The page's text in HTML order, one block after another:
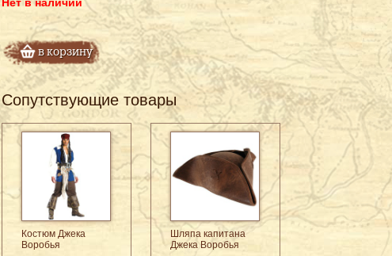
в корзину
Сопутствующие товары
Костюм Джека
Воробья
Шляпа капитана
Джека Воробья